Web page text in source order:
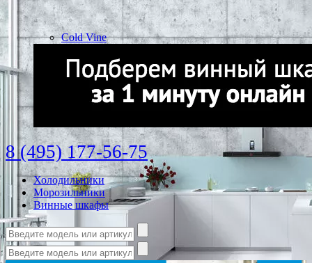
Cold Vine
8 (495) 177-56-75
Холодильники
Морозильники
Винные шкафы